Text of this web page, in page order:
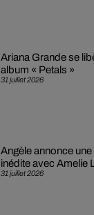
31 juillet 2026
Ariana Grande se
album « Petals »
31 juillet 2026
Angèle annonce
inédite avec Amelie